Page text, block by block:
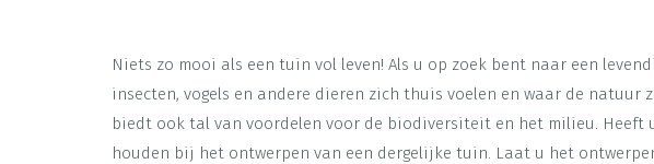
Niets zo mooi als een tuin vol leven! Als u op zoek bent naar een
insecten, vogels en andere dieren zich thuis voelen en waar de
biedt ook tal van voordelen voor de biodiversiteit en het milieu. Heeft
houden bij het ontwerpen van een dergelijke tuin. Laat u het